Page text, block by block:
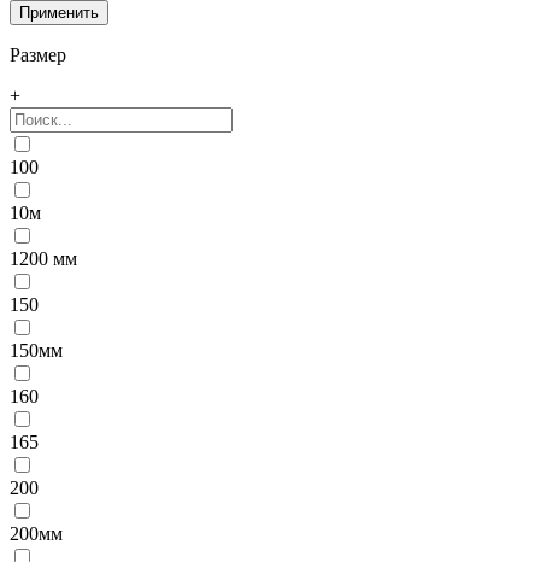
Размер
+
100
10м
1200 мм
150
150мм
160
165
200
200мм